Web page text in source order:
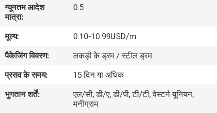
हमारे
बारे
में
फैक्टरी
यात्रा
न्यूनतम आदेश
मात्रा:
0.5
मूल्य:
0.10-10.99USD/m
पैकेजिंग विवरण:
लकड़ी के ड्रम / स्टील ड्रम
प्रसव के समय:
15 दिन या अधिक
भुगतान शर्तें:
एल/सी, डी/ए, डी/पी, टी/टी, वेस्टर्न यूनियन,
मनीग्राम